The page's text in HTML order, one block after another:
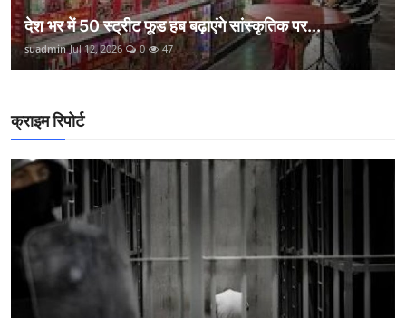
देश भर में 50 स्ट्रीट फूड हब बढ़ाएंगे सांस्कृतिक पर...
suadmin Jul 12, 2026 0 47
क्राइम रिपोर्ट